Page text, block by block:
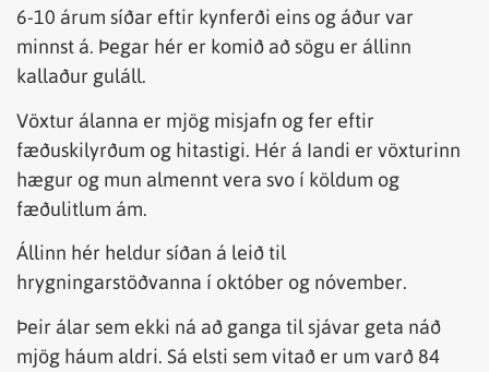
6-10 árum síðar eftir kynferði eins og áður var
minnst á. Þegar hér er komið að sögu er állinn
kallaður guláll.
Vöxtur álanna er mjög misjafn og fer eftir
fæðuskilyrðum og hitastigi. Hér á Iandi er vöxturinn
hægur og mun almennt vera svo í köldum og
fæðulitlum ám.
Állinn hér heldur síðan á leið til
hrygningarstöðvanna í október og nóvember.
Þeir álar sem ekki ná að ganga til sjávar geta náð
mjög háum aldri. Sá elsti sem vitað er um varð 84